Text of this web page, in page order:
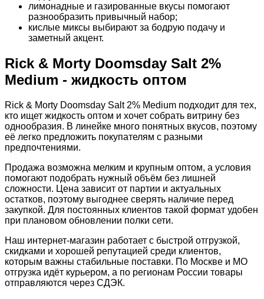
лимонадные и газированные вкусы помогают
разнообразить привычный набор;
кислые миксы выбирают за бодрую подачу и
заметный акцент.
Rick & Morty Doomsday Salt 2%
Medium - жидкость оптом
Rick & Morty Doomsday Salt 2% Medium подходит для тех,
кто ищет жидкость оптом и хочет собрать витрину без
однообразия. В линейке много понятных вкусов, поэтому
её легко предложить покупателям с разными
предпочтениями.
Продажа возможна мелким и крупным оптом, а условия
помогают подобрать нужный объём без лишней
сложности. Цена зависит от партии и актуальных
остатков, поэтому выгоднее сверять наличие перед
закупкой. Для постоянных клиентов такой формат удобен
при плановом обновлении полки сети.
Наш интернет-магазин работает с быстрой отгрузкой,
скидками и хорошей репутацией среди клиентов,
которым важны стабильные поставки. По Москве и МО
отгрузка идёт курьером, а по регионам России товары
отправляются через СДЭК.